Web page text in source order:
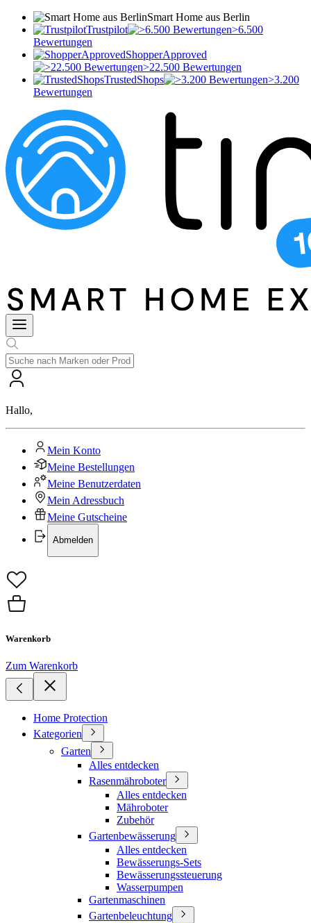
Smart Home aus Berlin
Trustpilot
>6.500
Bewertungen
ShopperApproved
>22.500 Bewertungen
TrustedShops
>3.200
Bewertungen
Hallo,
Mein Konto
Meine Bestellungen
Meine Benutzerdaten
Mein Adressbuch
Meine Gutscheine
Abmelden
Warenkorb
Zum Warenkorb
Home Protection
Kategorien
Garten
Alles entdecken
Rasenmähroboter
Alles entdecken
Mähroboter
Zubehör
Gartenbewässerung
Alles entdecken
Bewässerungs-Sets
Bewässerungssteuerung
Wasserpumpen
Gartenmaschinen
Gartenbeleuchtung